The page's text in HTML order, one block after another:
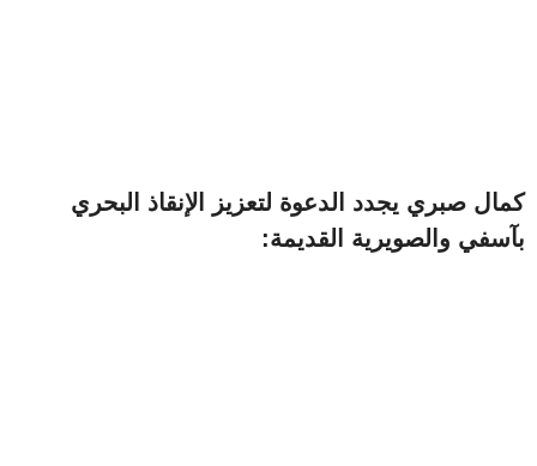
كمال صبري يجدد الدعوة لتعزيز الإنقاذ البحري
بآسفي والصويرية القديمة: